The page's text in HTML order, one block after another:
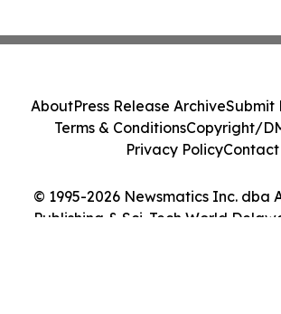
© 1995-2026 Newsmatics Inc. dba
Publishing & Sci-Tech World
AboutPress Release ArchiveSubmit
Terms & ConditionsCopyright/
Privacy PolicyContact